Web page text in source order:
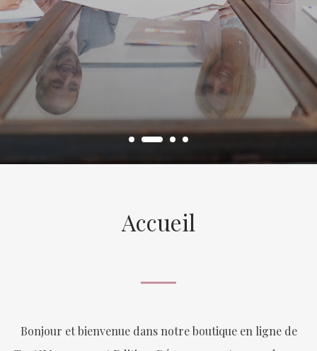
Accueil
Bonjour et bienvenue dans notre boutique en ligne de